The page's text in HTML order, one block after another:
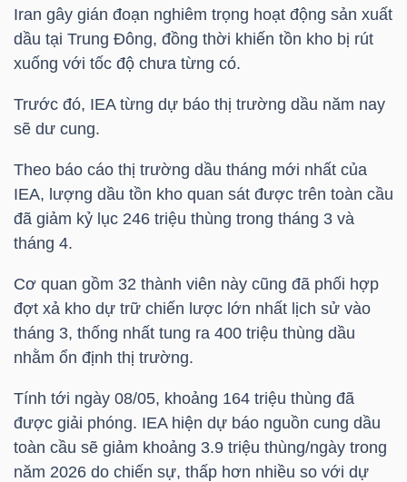
Iran gây gián đoạn nghiêm trọng hoạt động sản xuất
dầu tại Trung Đông, đồng thời khiến tồn kho bị rút
xuống với tốc độ chưa từng có.
Trước đó, IEA từng dự báo thị trường dầu năm nay
sẽ dư cung.
Theo báo cáo thị trường dầu tháng mới nhất của
IEA, lượng dầu tồn kho quan sát được trên toàn cầu
đã giảm kỷ lục 246 triệu thùng trong tháng 3 và
tháng 4.
Cơ quan gồm 32 thành viên này cũng đã phối hợp
đợt xả kho dự trữ chiến lược lớn nhất lịch sử vào
tháng 3, thống nhất tung ra 400 triệu thùng dầu
nhằm ổn định thị trường.
Tính tới ngày 08/05, khoảng 164 triệu thùng đã
được giải phóng. IEA hiện dự báo nguồn cung dầu
toàn cầu sẽ giảm khoảng 3.9 triệu thùng/ngày trong
năm 2026 do chiến sự, thấp hơn nhiều so với dự
MÔ
NGÀNH
DOANH
NGHIỆP
PHIẾU